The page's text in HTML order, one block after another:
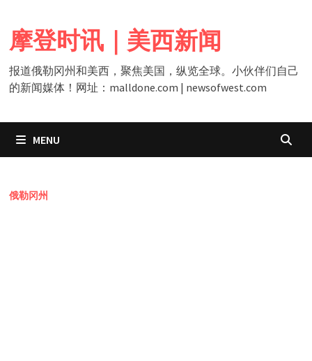
content
摩登时讯｜美西新闻
报道俄勒冈州和美西，聚焦美国，纵览全球。小伙伴们自己
的新闻媒体！网址：malldone.com | newsofwest.com
MENU
俄勒冈州